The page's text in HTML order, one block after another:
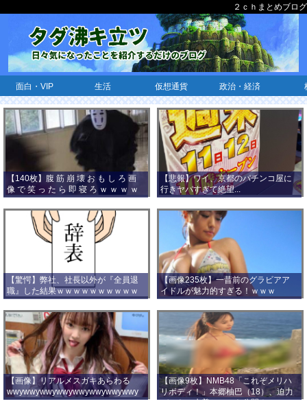
２ｃｈまとめブログ
面白・VIP 生活 仮想通貨 政治・経済
【140枚】腹 筋 崩 壊 お も し ろ 画
像 で 笑 っ た ら 即 寝 ろ ｗ ｗ ｗ ｗ
ｗ ｗ ｗ ｗ ｗ ｗ ｗ ｗ
【悲報】ワイ、京都のパチンコ屋に
行きヤバすぎて絶望...
【驚愕】弊社、社長以外が『全員退
職』した結果ｗｗｗｗｗｗｗｗｗｗ
ｗｗｗ
【画像235枚】一昔前のグラビアア
イドルが魅力的すぎる！ｗｗｗ
【画像】リアルメスガキあらわる
wwywwywwywwywwywwywwywwy
【画像9枚】NMB48「これぞメリハ
リボディ！」本郷柚巴（18）、迫力